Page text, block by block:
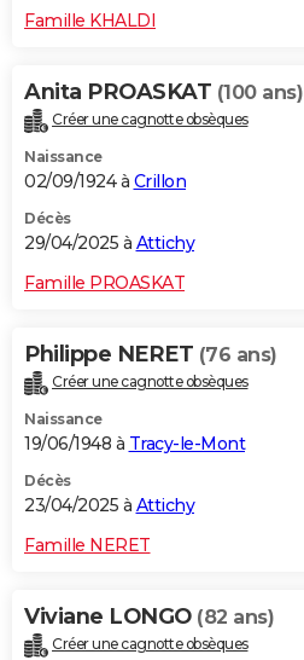
Famille KHALDI
Anita PROASKAT (100 ans)
Créer une cagnotte obsèques
Naissance
02/09/1924 à Crillon
Décès
29/04/2025 à Attichy
Famille PROASKAT
Philippe NERET (76 ans)
Créer une cagnotte obsèques
Naissance
19/06/1948 à Tracy-le-Mont
Décès
23/04/2025 à Attichy
Famille NERET
Viviane LONGO (82 ans)
Créer une cagnotte obsèques